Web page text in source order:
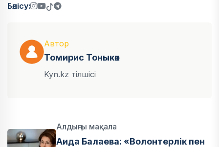
Бөлісу:
Автор
Томирис Тоныкөк
Kyn.kz тілшісі
Алдыңғы мақала
Аида Балаева: «Волонтерлік пен